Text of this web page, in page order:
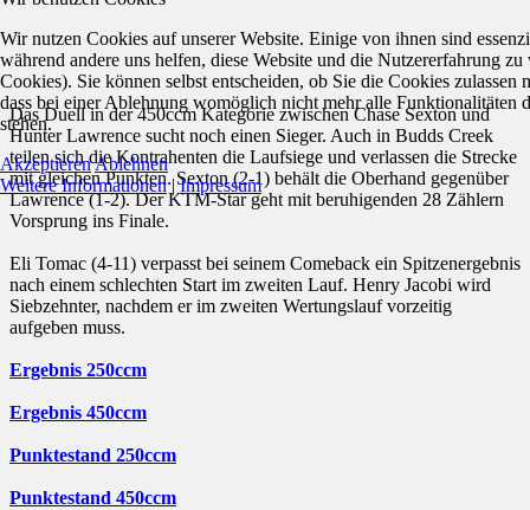
Das Duell in der 450ccm Kategorie zwischen Chase Sexton und
Hunter Lawrence sucht noch einen Sieger. Auch in Budds Creek
teilen sich die Kontrahenten die Laufsiege und verlassen die Strecke
mit gleichen Punkten. Sexton (2-1) behält die Oberhand gegenüber
Lawrence (1-2). Der KTM-Star geht mit beruhigenden 28 Zählern
Vorsprung ins Finale.
Eli Tomac (4-11) verpasst bei seinem Comeback ein Spitzenergebnis
nach einem schlechten Start im zweiten Lauf. Henry Jacobi wird
Siebzehnter, nachdem er im zweiten Wertungslauf vorzeitig
aufgeben muss.
Ergebnis 250ccm
Ergebnis 450ccm
Punktestand 250ccm
Punktestand 450ccm
Wir nutzen Cookies auf unserer Website. Einige von ihnen sind
während andere uns helfen, diese Website und die Nutzererfahrung zu
Cookies). Sie können selbst entscheiden, ob Sie die Cookies zulassen
dass bei einer Ablehnung womöglich nicht mehr alle Funktionalitäten
stehen.
AkzeptierenAblehnen
Weitere Informationen|Impressum